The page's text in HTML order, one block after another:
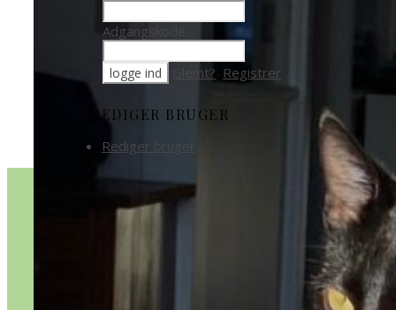
Adgangskode
Glemt? Registrer
REDIGER BRUGER
Rediger bruger